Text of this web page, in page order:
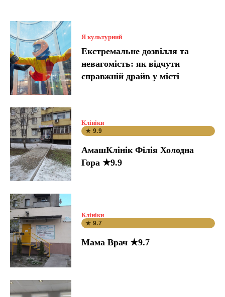
Я культурний
Екстремальне дозвілля та
невагомість: як відчути
справжній драйв у місті
Клініки
★ 9.9
АмашКлінік Філія Холодна
Гора ★9.9
Клініки
★ 9.7
Мама Врач ★9.7